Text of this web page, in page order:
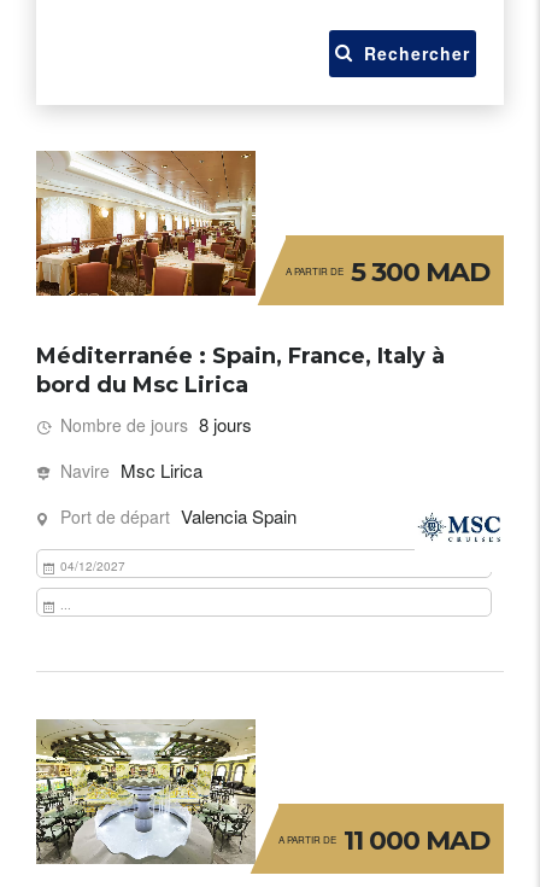
Rechercher
A PARTIR DE 5 300 MAD
Méditerranée : Spain, France, Italy à
bord du Msc Lirica
Nombre de jours 8 jours
Navire Msc Lirica
Port de départ Valencia Spain
04/12/2027
...
A PARTIR DE 11 000 MAD